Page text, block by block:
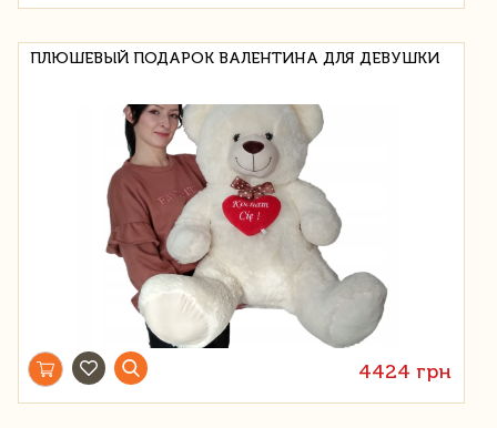
ПЛЮШЕВЫЙ ПОДАРОК ВАЛЕНТИНА ДЛЯ ДЕВУШКИ
4424 грн